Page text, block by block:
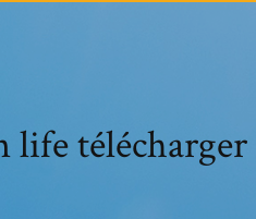
life télécharger